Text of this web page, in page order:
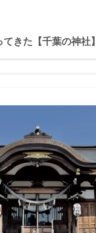
きた【千葉の神社】